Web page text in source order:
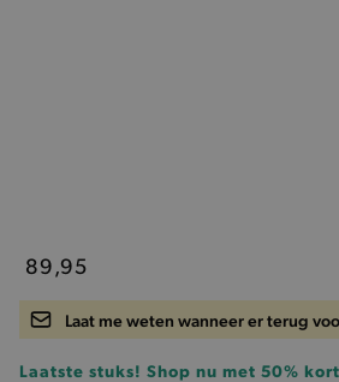
89,95
Laat me weten wanneer er terug
Laatste stuks! Shop nu met 50%